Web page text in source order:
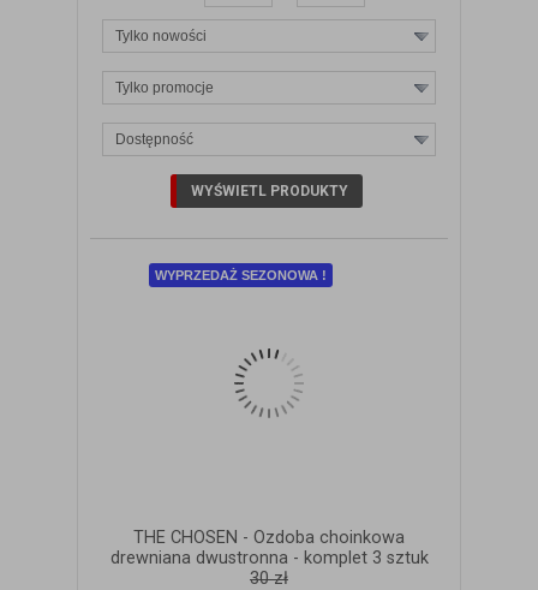
Tylko nowości
Tylko promocje
Dostępność
ZOBACZ SZCZEGÓŁY
WYPRZEDAŻ SEZONOWA !
THE CHOSEN - Ozdoba choinkowa
drewniana dwustronna - komplet 3 sztuk
30 zł